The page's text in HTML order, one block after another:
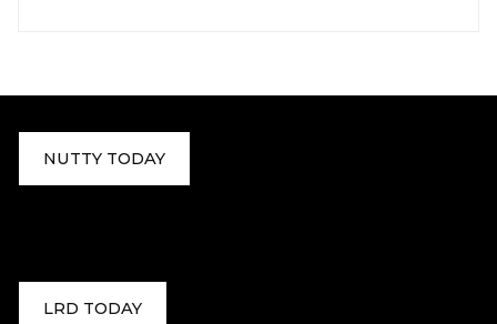
NUTTY TODAY
LRD TODAY